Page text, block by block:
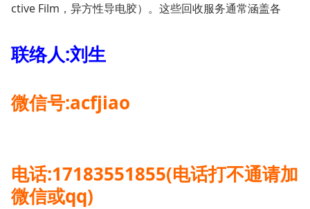
ctive Film，异方性导电胶） ‌。这些回收服务通常涵盖各
联络人:刘生
微信号:acfjiao
电话:17183551855(电话打不通请加
微信或qq)